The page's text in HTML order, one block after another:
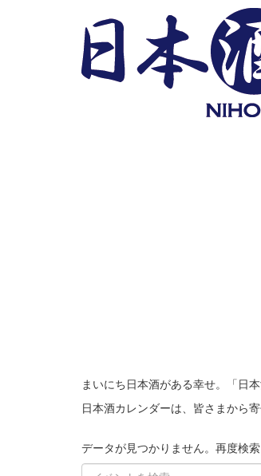
まいにち日本酒がある幸せ。「日
日本酒カレンダーは、皆さまから
データが見つかりません。再度検索